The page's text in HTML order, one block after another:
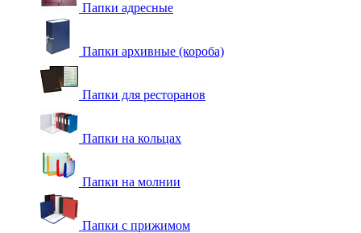
Папки адресные
Папки архивные (короба)
Папки для ресторанов
Папки на кольцах
Папки на молнии
Папки с прижимом